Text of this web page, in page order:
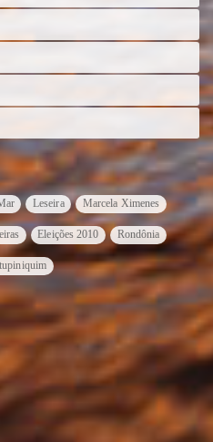
Leseira Marcela Ximenes
Eleições 2010 Rondônia